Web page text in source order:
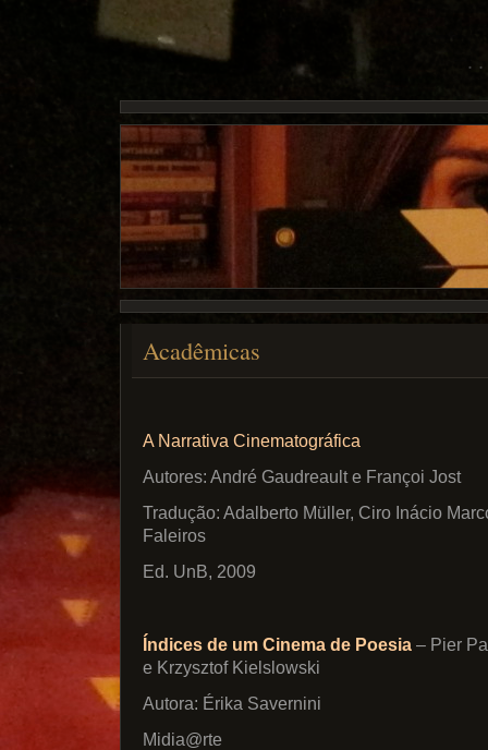
Acadêmicas
A Narrativa Cinematográfica
Autores: André Gaudreault e Françoi Jost
Tradução: Adalberto Müller, Ciro Inácio
Faleiros
Ed. UnB, 2009
Índices de um Cinema de Poesia – Pier
e Krzysztof Kielslowski
Autora: Érika Savernini
Midia@rte